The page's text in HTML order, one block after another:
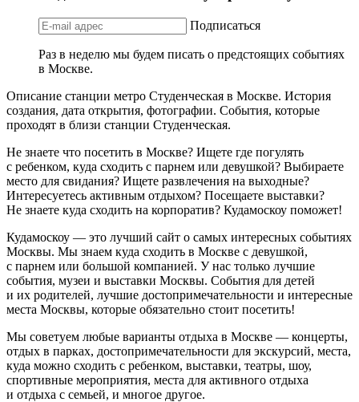
Подписаться
Раз в неделю мы будем писать о предстоящих событиях
в Москве.
Описание станции метро Студенческая в Москве. История
создания, дата открытия, фотографии. События, которые
проходят в близи станции Студенческая.
Не знаете что посетить в Москве? Ищете где погулять
с ребенком, куда сходить с парнем или девушкой? Выбираете
место для свидания? Ищете развлечения на выходные?
Интересуетесь активным отдыхом? Посещаете выставки?
Не знаете куда сходить на корпоратив? Кудамоскоу поможет!
Кудамоскоу — это лучший сайт о самых интересных событиях
Москвы. Мы знаем куда сходить в Москве с девушкой,
с парнем или большой компанией. У нас только лучшие
события, музеи и выставки Москвы. События для детей
и их родителей, лучшие достопримечательности и интересные
места Москвы, которые обязательно стоит посетить!
Мы советуем любые варианты отдыха в Москве — концерты,
отдых в парках, достопримечательности для экскурсий, места,
куда можно сходить с ребенком, выставки, театры, шоу,
спортивные мероприятия, места для активного отдыха
и отдыха с семьей, и многое другое.